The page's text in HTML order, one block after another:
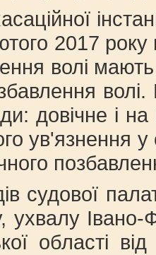
2017
волі
довічне і
ув'язнення
судової
ухвалу
області